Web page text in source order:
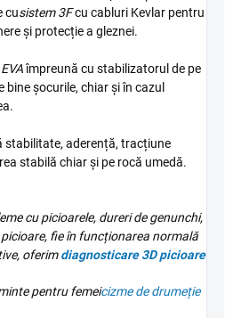
cusistem 3Fcu cabluri Kevlar pentru
și protecție a gleznei.
împreună cu stabilizatorul de pe
șocurile, chiar și în cazul
aderență, tracțiune
stabilă chiar și pe rocă umedă.
cu picioarele, dureri de genunchi,
fie în funcționarea normală
oferimdiagnosticare 3Dpicioare
pentru femeicizme de drumeție